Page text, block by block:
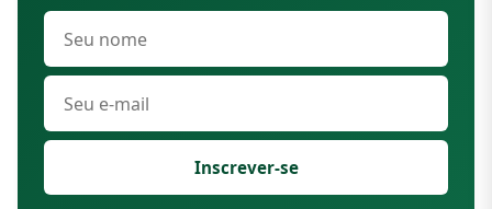
Inscrever-se